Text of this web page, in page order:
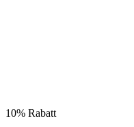
10% Rabatt